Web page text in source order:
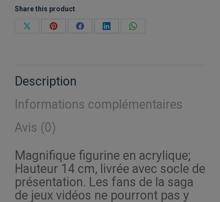
Share this product
PartagerPartagerPartagerPartagerPartager
Description
Informations complémentaires
Avis (0)
Magnifique figurine en acrylique;
Hauteur 14 cm, livrée avec socle de
présentation. Les fans de la saga
de jeux vidéos ne pourront pas y